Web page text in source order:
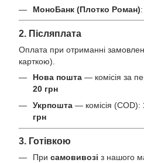
МоноБанк (Плотко Роман):
2. Післяплата
Оплата при отриманні
карткою).
Нова пошта — комісія за
20 грн
Укрпошта — комісія (COD):
грн
3. Готівкою
При самовивозі з нашого